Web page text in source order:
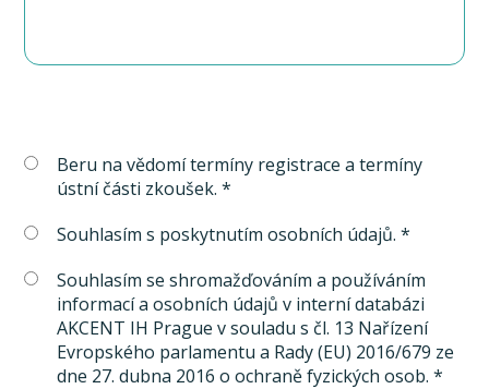
Beru na vědomí termíny registrace a termíny
ústní části zkoušek. *
Souhlasím s poskytnutím osobních údajů. *
Souhlasím se shromažďováním a používáním
informací a osobních údajů v interní databázi
AKCENT IH Prague v souladu s čl. 13 Nařízení
Evropského parlamentu a Rady (EU) 2016/679 ze
dne 27. dubna 2016 o ochraně fyzických osob. *